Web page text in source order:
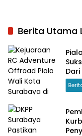
Berita Utama